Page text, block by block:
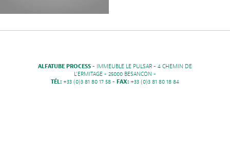
ALFATUBE PROCESS - IMMEUBLE LE PULSAR - 4 CHEMIN DE
L'ERMITAGE - 25000 BESANCON -
TÉL: +33 (0)3 81 80 17 58 - FAX: +33 (0)3 81 80 18 84